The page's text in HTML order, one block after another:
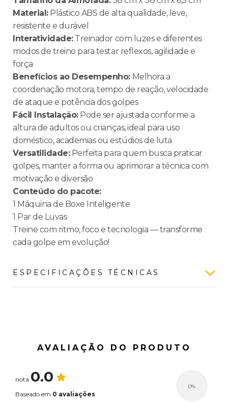
Material:Plástico ABS de alta qualidade, leve,
resistente e durável
Interatividade:Treinador com luzes e diferentes
modos de treino para testar reflexos, agilidade e
força
Benefícios ao Desempenho: Melhora a
coordenação motora, tempo de reação, velocidade
de ataque e potência dos golpes
Fácil Instalação:Pode ser ajustada conforme a
altura de adultos ou crianças, ideal para uso
doméstico, academias ou estúdios de luta
Versatilidade:Perfeita para quem busca praticar
golpes, manter a forma ou aprimorar a técnica com
motivação e diversão
Conteúdo do pacote:
1 Máquina de Boxe Inteligente
1 Par de Luvas
Treine com ritmo, foco e tecnologia — transforme
cada golpe em evolução!
ESPECIFICAÇÕES TÉCNICAS
AVALIAÇÃO DO PRODUTO
nota 0.0
Baseado em 0 avaliações
0%